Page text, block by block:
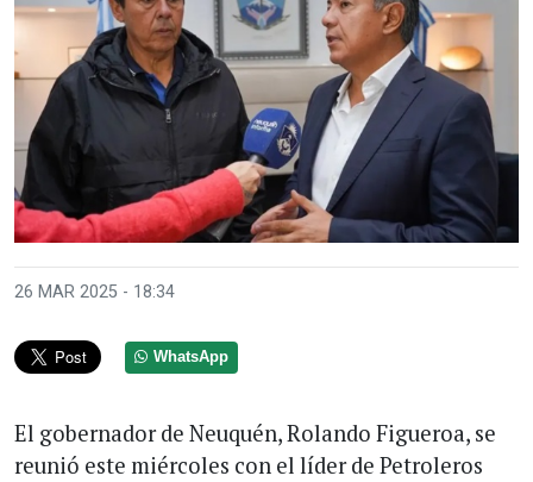
26 MAR 2025 - 18:34
WhatsApp
El gobernador de Neuquén, Rolando Figueroa, se
reunió este miércoles con el líder de Petroleros